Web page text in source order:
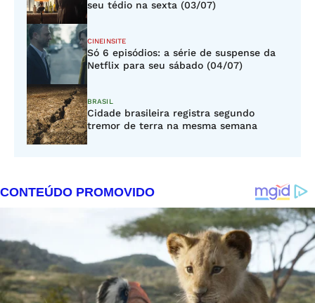
seu tédio na sexta (03/07)
CINEINSITE
Só 6 episódios: a série de suspense da
Netflix para seu sábado (04/07)
BRASIL
Cidade brasileira registra segundo
tremor de terra na mesma semana